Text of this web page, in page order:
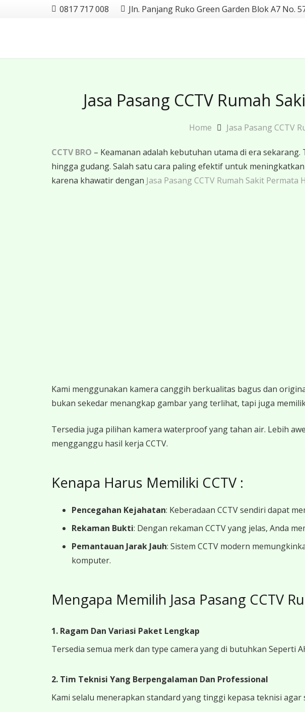
0817 717 008 Jln. Panjang Ruko Green Garden Blok A7 No.
Jasa Pasang CCTV Rumah
Home Jasa Pasang CCTV
CCTV BRO – Keamanan adalah kebutuhan utama di era
hingga gudang. Salah satu cara paling efektif untuk
karena khawatir dengan Jasa Pasang CCTV Rumah Sakit Permata
Kami menggunakan kamera canggih berkualitas bagus dan
bukan sekedar menangkap gambar yang terlihat, tapi juga
Tersedia juga pilihan kamera waterproof yang tahan air. Lebih
mengganggu hasil kerja CCTV.
Kenapa Harus Memiliki CCTV :
Pencegahan Kejahatan: Keberadaan CCTV sendiri dapat
Rekaman Bukti: Dengan rekaman CCTV yang jelas, Anda
Pemantauan Jarak Jauh: Sistem CCTV modern
komputer.
Mengapa Memilih Jasa Pasang CCTV
1. Ragam Dan Variasi Paket Lengkap
Tersedia semua merk dan type camera yang di butuhkan Seperti
2. Tim Teknisi Yang Berpengalaman Dan Professional
Kami selalu menerapkan standard yang tinggi kepasa teknisi